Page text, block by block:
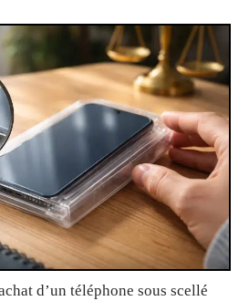
d’un téléphone sous scellé